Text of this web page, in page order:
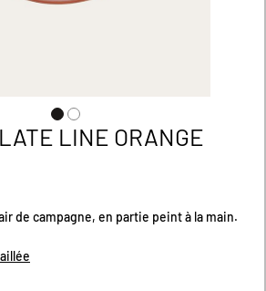
LINE ORANGE
de campagne, en partie peint à la main.